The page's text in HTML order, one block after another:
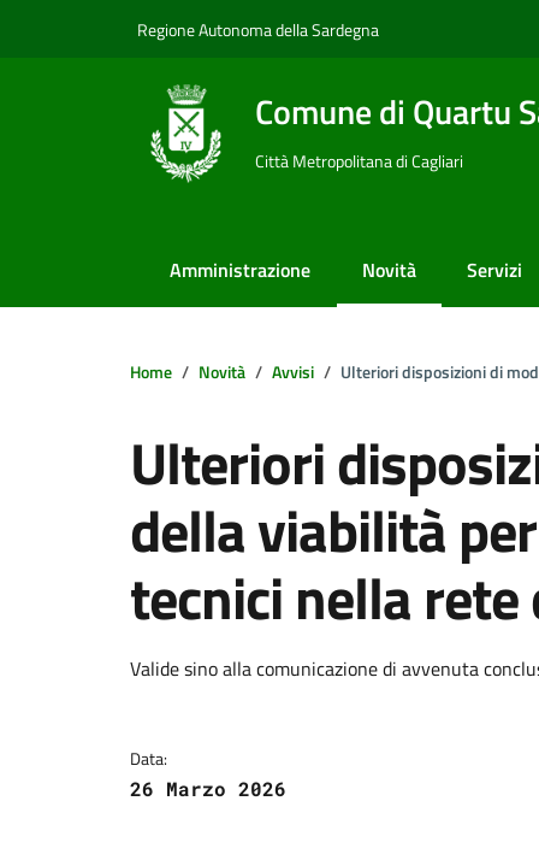
Regione Autonoma della Sardegna
Comune di Quartu
Città Metropolitana di Cagliari
Amministrazione Novità Servizi
Home Novità Avvisi Ulteriori disposizioni di
Ulteriori
della viabilità
tecnici nella rete
Dettagli della
Valide sinoalla comunicazione di avvenuta
Data:
26 Marzo 2026